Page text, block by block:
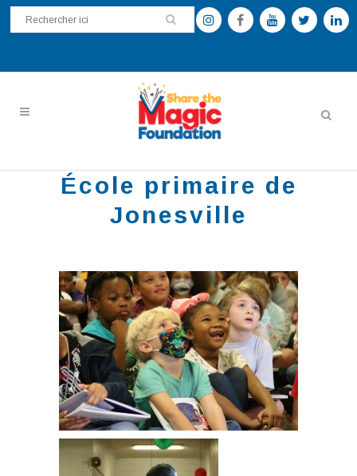
École primaire de
Jonesville